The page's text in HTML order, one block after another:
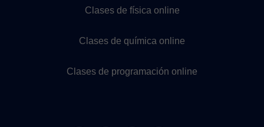
Clases de física online
Clases de química online
Clases de programación online